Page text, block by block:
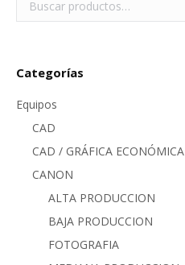
Categorías
Equipos
CAD
CAD / GRÁFICA ECONÓMICA
CANON
ALTA PRODUCCION
BAJA PRODUCCION
FOTOGRAFIA